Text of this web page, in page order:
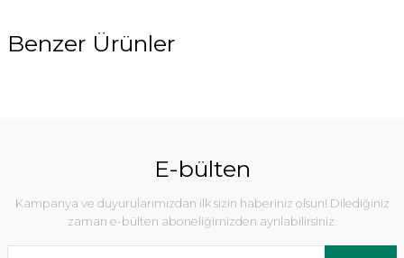
Benzer Ürünler
E-bülten
Kampanya ve duyurularımızdan ilk sizin haberiniz olsun! Dilediğiniz
zaman e-bülten aboneliğimizden ayrılabilirsiniz.